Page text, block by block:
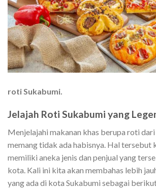
roti Sukabumi.
Jelajah Roti Sukabumi yang
Menjelajahi makanan khas berupa roti
memang tidak ada habisnya. Hal tersebut
memiliki aneka jenis dan penjual yang
kota. Kali ini kita akan membahas lebih
yang ada di kota Sukabumi sebagai